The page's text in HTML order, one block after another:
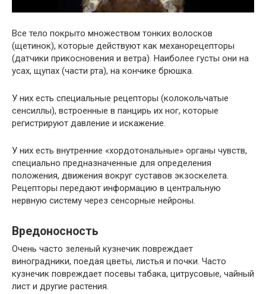
Все тело покрыто множеством тонких волосков
(щетинок), которые действуют как механорецепторы
(датчики прикосновения и ветра). Наиболее густы они на
усах, щупах (части рта), на кончике брюшка.
У них есть специальные рецепторы (колокольчатые
сенсиллы), встроенные в панцирь их ног, которые
регистрируют давление и искажение.
У них есть внутренние «хордотональные» органы чувств,
специально предназначенные для определения
положения, движения вокруг суставов экзоскелета.
Рецепторы передают информацию в центральную
нервную систему через сенсорные нейроны.
Вредоносность
Очень часто зеленый кузнечик повреждает
виноградники, поедая цветы, листья и почки. Часто
кузнечик повреждает посевы табака, цитрусовые, чайный
лист и другие растения.